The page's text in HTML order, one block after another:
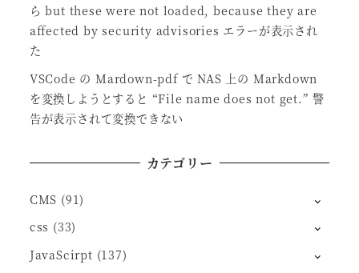
ら but these were not loaded, because they are
affected by security advisories エラーが表示され
た
VSCode の Mardown-pdf で NAS 上の Markdown
を変換しようとすると “File name does not get.” 警
告が表示されて変換できない
カテゴリー
CMS (91)
css (33)
JavaScirpt (137)